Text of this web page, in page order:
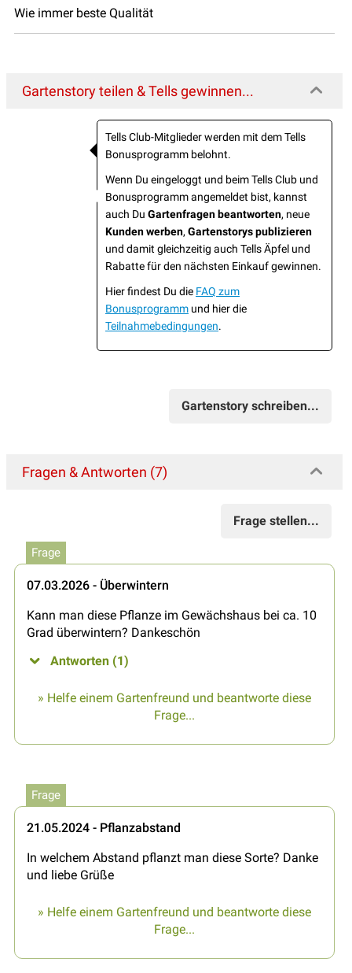
Wie immer beste Qualität
Gartenstory teilen & Tells gewinnen...
Tells Club-Mitglieder werden mit dem Tells
Bonusprogramm belohnt.
Wenn Du eingeloggt und beim Tells Club und
Bonusprogramm angemeldet bist, kannst
auch Du Gartenfragen beantworten, neue
Kunden werben, Gartenstorys publizieren
und damit gleichzeitig auch Tells Äpfel und
Rabatte für den nächsten Einkauf gewinnen.
Hier findest Du die FAQ zum
Bonusprogramm und hier die
Teilnahmebedingungen.
Gartenstory schreiben...
Fragen & Antworten (7)
Frage stellen...
Frage
07.03.2026 - Überwintern
Kann man diese Pflanze im Gewächshaus bei ca. 10
Grad überwintern? Dankeschön
Antworten (1)
» Helfe einem Gartenfreund und beantworte diese
Frage...
Frage
21.05.2024 - Pflanzabstand
In welchem Abstand pflanzt man diese Sorte? Danke
und liebe Grüße
» Helfe einem Gartenfreund und beantworte diese
Frage...